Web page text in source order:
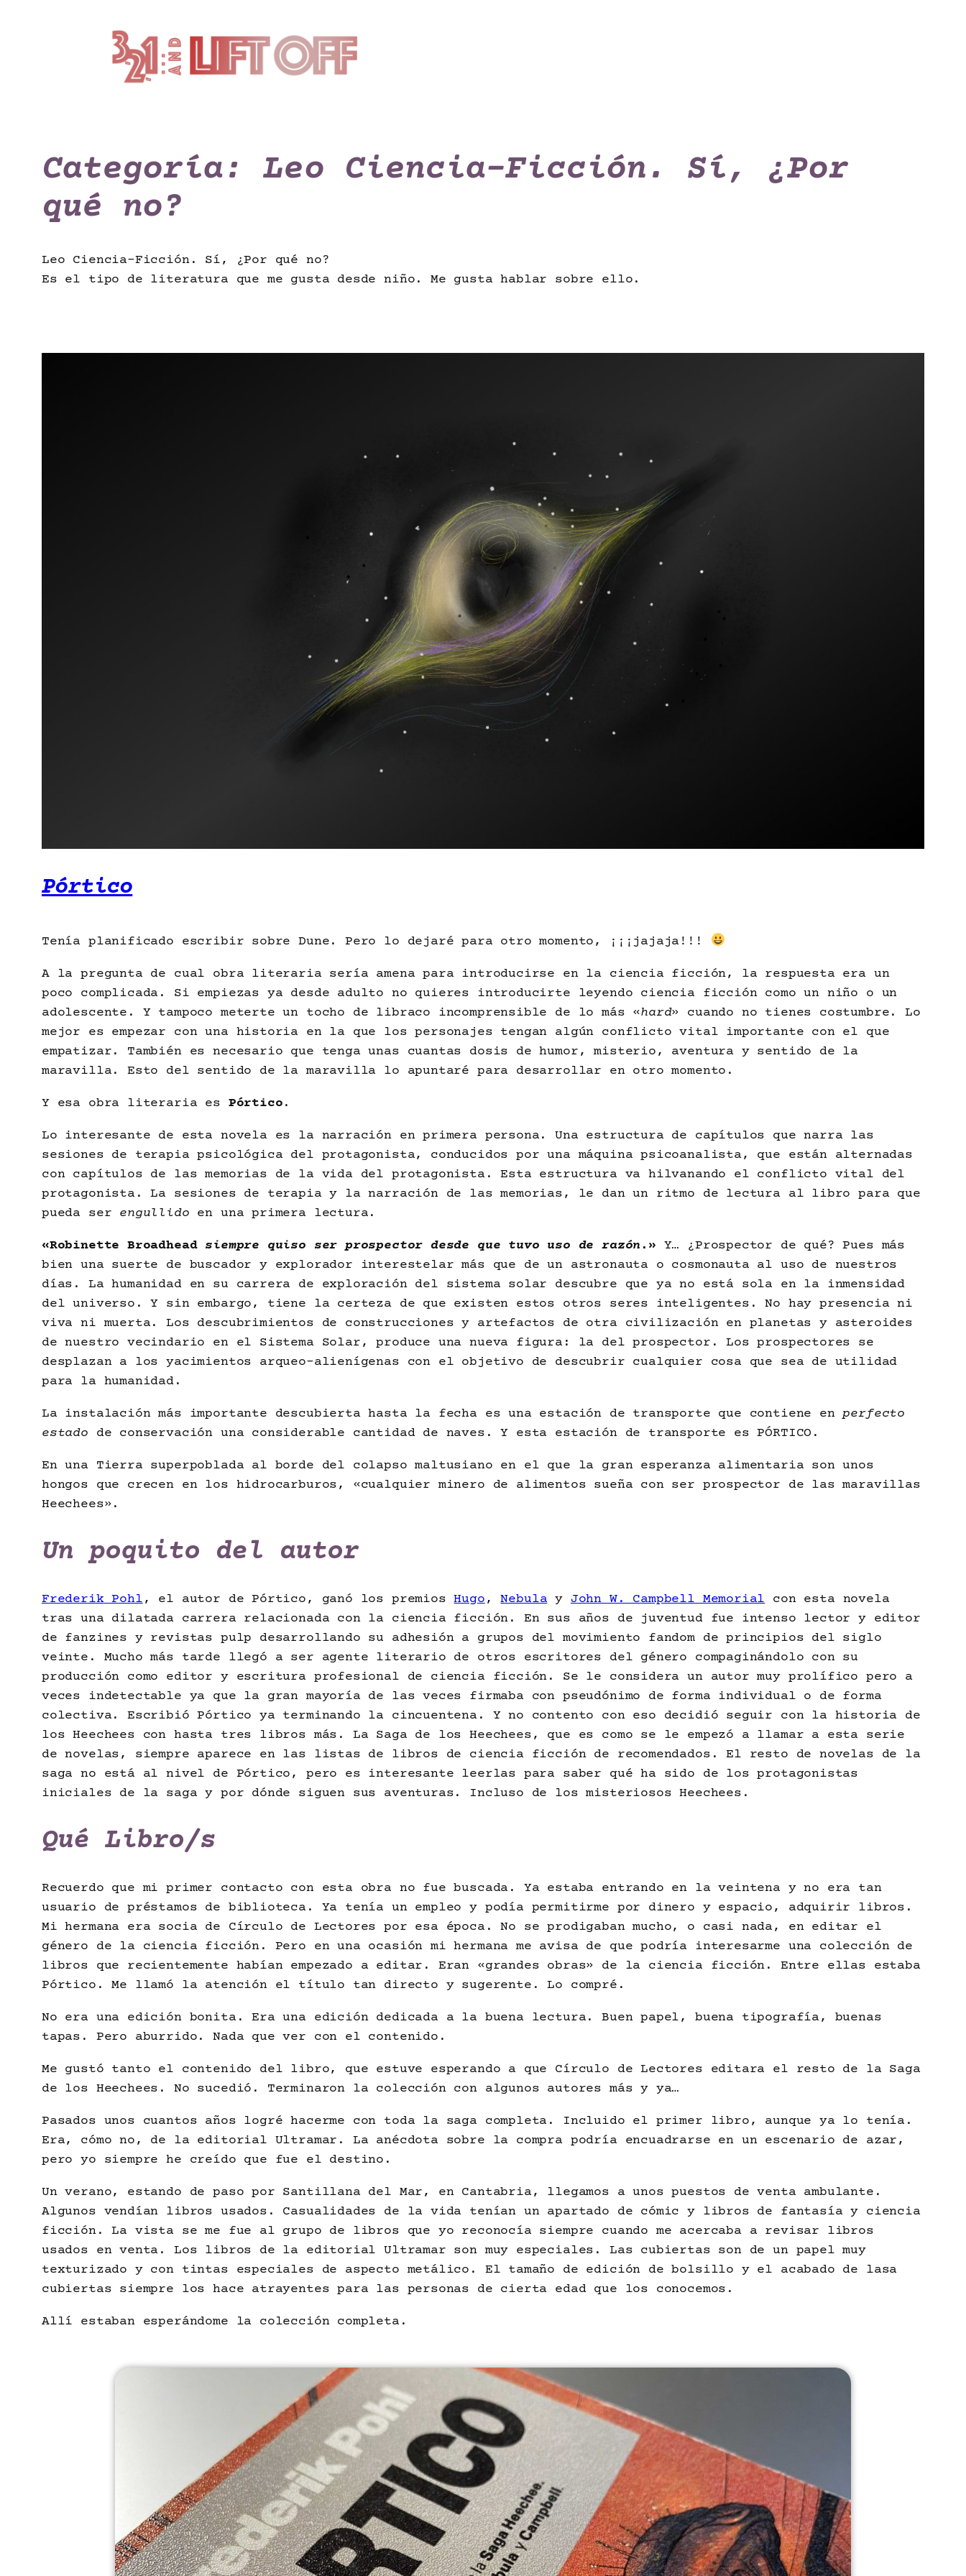
Categoría:Leo Ciencia-Ficción. Sí, ¿Por
qué no?
Leo Ciencia-Ficción. Sí, ¿Por qué no?
Es el tipo de literatura que me gusta desde niño. Me gusta hablar sobre ello.
Pórtico
Tenía planificado escribir sobre Dune. Pero lo dejaré para otro momento, ¡¡¡jajaja!!!
A la pregunta de cual obra literaria sería amena para introducirse en la ciencia ficción, la respuesta era un
poco complicada. Si empiezas ya desde adulto no quieres introducirte leyendo ciencia ficción como un niño o un
adolescente. Y tampoco meterte un tocho de libraco incomprensible de lo más «hard» cuando no tienes costumbre. Lo
mejor es empezar con una historia en la que los personajes tengan algún conflicto vital importante con el que
empatizar. También es necesario que tenga unas cuantas dosis de humor, misterio, aventura y sentido de la
maravilla. Esto del sentido de la maravilla lo apuntaré para desarrollar en otro momento.
Y esa obra literaria es Pórtico .
Lo interesante de esta novela es la narración en primera persona. Una estructura de capítulos que narra las
sesiones de terapia psicológica del protagonista, conducidos por una máquina psicoanalista, que están alternadas
con capítulos de las memorias de la vida del protagonista. Esta estructura va hilvanando el conflicto vital del
protagonista. La sesiones de terapia y la narración de las memorias, le dan un ritmo de lectura al libro para que
pueda ser engullido en una primera lectura.
«Robinette Broadhead siempre quiso ser prospector desde que tuvo uso de razón .» Y… ¿Prospector de qué? Pues más
bien una suerte de buscador y explorador interestelar más que de un astronauta o cosmonauta al uso de nuestros
días. La humanidad en su carrera de exploración del sistema solar descubre que ya no está sola en la inmensidad
del universo. Y sin embargo, tiene la certeza de que existen estos otros seres inteligentes. No hay presencia ni
viva ni muerta. Los descubrimientos de construcciones y artefactos de otra civilización en planetas y asteroides
de nuestro vecindario en el Sistema Solar, produce una nueva figura: la del prospector. Los prospectores se
desplazan a los yacimientos arqueo-alienígenas con el objetivo de descubrir cualquier cosa que sea de utilidad
para la humanidad.
La instalación más importante descubierta hasta la fecha es una estación de transporte que contiene enperfecto
estado de conservación una considerable cantidad de naves. Y esta estación de transporte es PÓRTICO.
En una Tierra superpoblada al borde del colapso maltusiano en el que la gran esperanza alimentaria son unos
hongos que crecen en los hidrocarburos, «cualquier minero de alimentos sueña con ser prospector de las maravillas
Heechees».
Un poquito del autor
Frederik Pohl, el autor de Pórtico, ganó los premiosHugo,NebulayJohn W. Campbell Memorialcon esta novela
tras una dilatada carrera relacionada con la ciencia ficción. En sus años de juventud fue intenso lector y editor
de fanzines y revistas pulp desarrollando su adhesión a grupos del movimiento fandom de principios del siglo
veinte. Mucho más tarde llegó a ser agente literario de otros escritores del género compaginándolo con su
producción como editor y escritura profesional de ciencia ficción. Se le considera un autor muy prolífico pero a
veces indetectable ya que la gran mayoría de las veces firmaba con pseudónimo de forma individual o de forma
colectiva. Escribió Pórtico ya terminando la cincuentena. Y no contento con eso decidió seguir con la historia de
los Heechees con hasta tres libros más. La Saga de los Heechees, que es como se le empezó a llamar a esta serie
de novelas, siempre aparece en las listas de libros de ciencia ficción de recomendados. El resto de novelas de la
saga no está al nivel de Pórtico, pero es interesante leerlas para saber qué ha sido de los protagonistas
iniciales de la saga y por dónde siguen sus aventuras. Incluso de los misteriosos Heechees.
Qué Libro/s
Recuerdo que mi primer contacto con esta obra no fue buscada. Ya estaba entrando en la veintena y no era tan
usuario de préstamos de biblioteca. Ya tenía un empleo y podía permitirme por dinero y espacio, adquirir libros.
Mi hermana era socia de Círculo de Lectores por esa época. No se prodigaban mucho, o casi nada, en editar el
género de la ciencia ficción. Pero en una ocasión mi hermana me avisa de que podría interesarme una colección de
libros que recientemente habían empezado a editar. Eran «grandes obras» de la ciencia ficción. Entre ellas estaba
Pórtico. Me llamó la atención el título tan directo y sugerente. Lo compré.
No era una edición bonita. Era una edición dedicada a la buena lectura. Buen papel, buena tipografía, buenas
tapas. Pero aburrido. Nada que ver con el contenido.
Me gustó tanto el contenido del libro, que estuve esperando a que Círculo de Lectores editara el resto de la Saga
de los Heechees. No sucedió. Terminaron la colección con algunos autores más y ya…
Pasados unos cuantos años logré hacerme con toda la saga completa. Incluido el primer libro, aunque ya lo tenía.
Era, cómo no, de la editorial Ultramar. La anécdota sobre la compra podría encuadrarse en un escenario de azar,
pero yo siempre he creído que fue el destino.
Un verano, estando de paso por Santillana del Mar, en Cantabria, llegamos a unos puestos de venta ambulante.
Algunos vendían libros usados. Casualidades de la vida tenían un apartado de cómic y libros de fantasía y ciencia
ficción. La vista se me fue al grupo de libros que yo reconocía siempre cuando me acercaba a revisar libros
usados en venta. Los libros de la editorial Ultramar son muy especiales. Las cubiertas son de un papel muy
texturizado y con tintas especiales de aspecto metálico. El tamaño de edición de bolsillo y el acabado de lasa
cubiertas siempre los hace atrayentes para las personas de cierta edad que los conocemos.
Allí estaban esperándome la colección completa.